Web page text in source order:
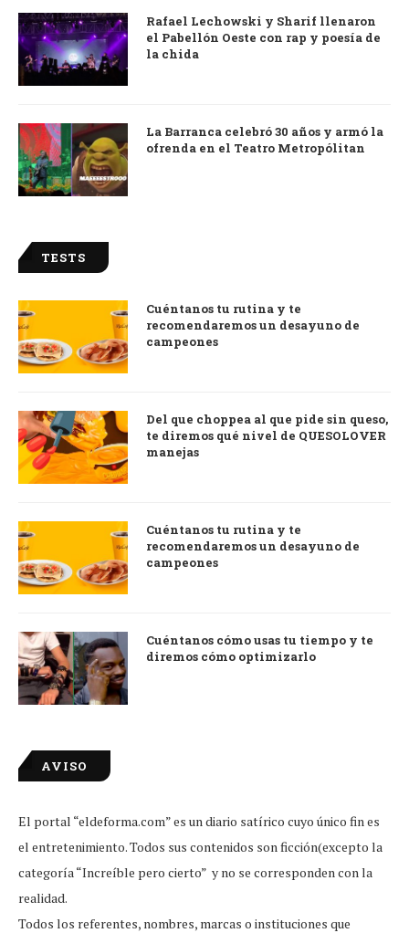
Rafael Lechowski y Sharif llenaron
el Pabellón Oeste con rap y poesía de
la chida
La Barranca celebró 30 años y armó la
ofrenda en el Teatro Metropólitan
TESTS
Cuéntanos tu rutina y te
recomendaremos un desayuno de
campeones
Del que choppea al que pide sin queso,
te diremos qué nivel de QUESOLOVER
manejas
Cuéntanos tu rutina y te
recomendaremos un desayuno de
campeones
Cuéntanos cómo usas tu tiempo y te
diremos cómo optimizarlo
AVISO
El portal “eldeforma.com” es un diario satírico cuyo único fin es
el entretenimiento. Todos sus contenidos son ficción(excepto la
categoría “Increíble pero cierto” y no se corresponden con la
realidad.
Todos los referentes, nombres, marcas o instituciones que